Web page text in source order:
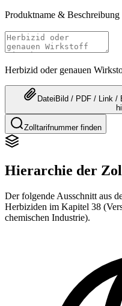
Produktname & Beschreibung
Herbizid oder genauen
Datei Bild / PDF / Link /
Zolltarifnummer finden
Hierarchie der
Der folgende Ausschnitt aus
Herbiziden im Kapitel 38
chemischen Industrie).